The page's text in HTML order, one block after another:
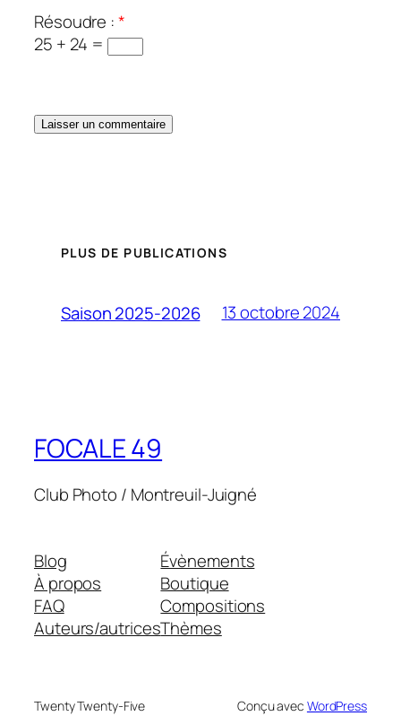
Résoudre :*
25 + 24 =
PLUS DE PUBLICATIONS
Saison 2025-2026 13 octobre 2024
FOCALE 49
Club Photo / Montreuil-Juigné
Blog
À propos
FAQ
Auteurs/autrices
Évènements
Boutique
Compositions
Thèmes
Twenty Twenty-Five Conçu avec WordPress